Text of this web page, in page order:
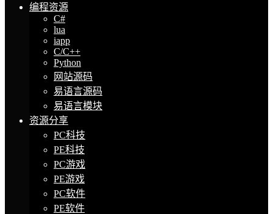
编程资源
C#
lua
iapp
C/C++
Python
网站源码
易语言源码
易语言模块
资源分享
PC科技
PE科技
PC游戏
PE游戏
PC软件
PE软件